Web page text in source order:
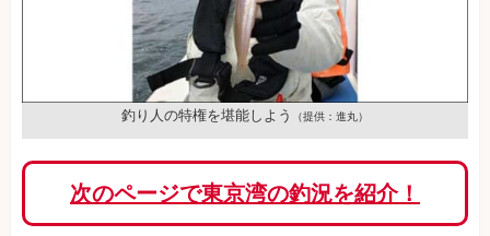
釣り人の特権を堪能しよう （提供：進丸）
次のページで東京湾の釣況を紹介！